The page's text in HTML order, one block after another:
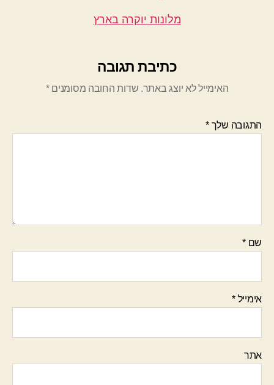
מלונות יוקרה בארץ
כתיבת תגובה
האימייל לא יוצג באתר. שדות החובה מסומנים*
התגובה שלך*
שם*
אימייל*
אתר